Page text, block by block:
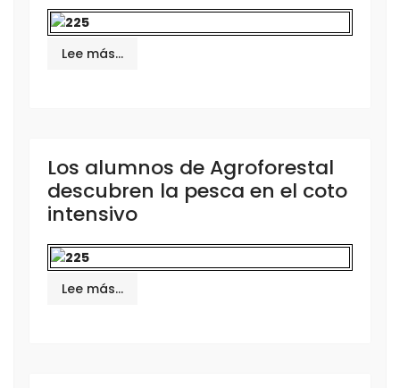
Lee más…
Los alumnos de Agroforestal
descubren la pesca en el coto
intensivo
Lee más…